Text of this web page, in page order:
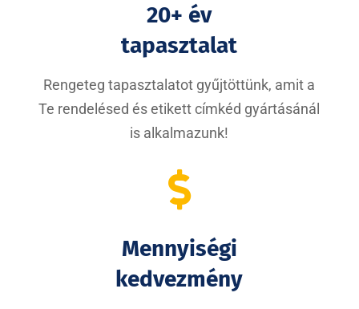
20+ év
tapasztalat
Rengeteg tapasztalatot gyűjtöttünk, amit a
Te rendelésed és etikett címkéd gyártásánál
is alkalmazunk!

Mennyiségi
kedvezmény